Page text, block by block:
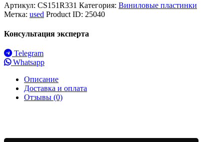
Артикул: CS151R331 Категория: Виниловые пластинки
Метка: used Product ID: 25040
Консультация эксперта
Telegram
Whatsapp
Описание
Доставка и оплата
Отзывы (0)